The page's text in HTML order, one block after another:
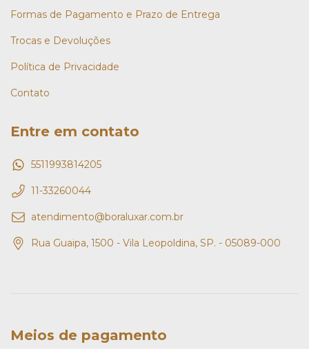
Formas de Pagamento e Prazo de Entrega
Trocas e Devoluções
Política de Privacidade
Contato
Entre em contato
5511993814205
11-33260044
atendimento@boraluxar.com.br
Rua Guaipa, 1500 - Vila Leopoldina, SP. - 05089-000
Meios de pagamento